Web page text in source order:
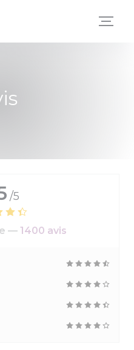
en matière de cookies
/5
— 1400 avis